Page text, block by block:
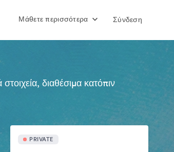
Μάθετε περισσότερα Σύνδεση
διαθέσιμα κατόπιν
PRIVATE